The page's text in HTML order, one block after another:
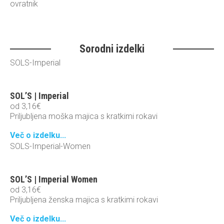
ovratnik
Sorodni izdelki
SOLS-Imperial
SOL’S | Imperial
od 3,16€
Priljubljena moška majica s kratkimi rokavi
Več o izdelku...
SOLS-Imperial-Women
SOL’S | Imperial Women
od 3,16€
Priljubljena ženska majica s kratkimi rokavi
Več o izdelku...